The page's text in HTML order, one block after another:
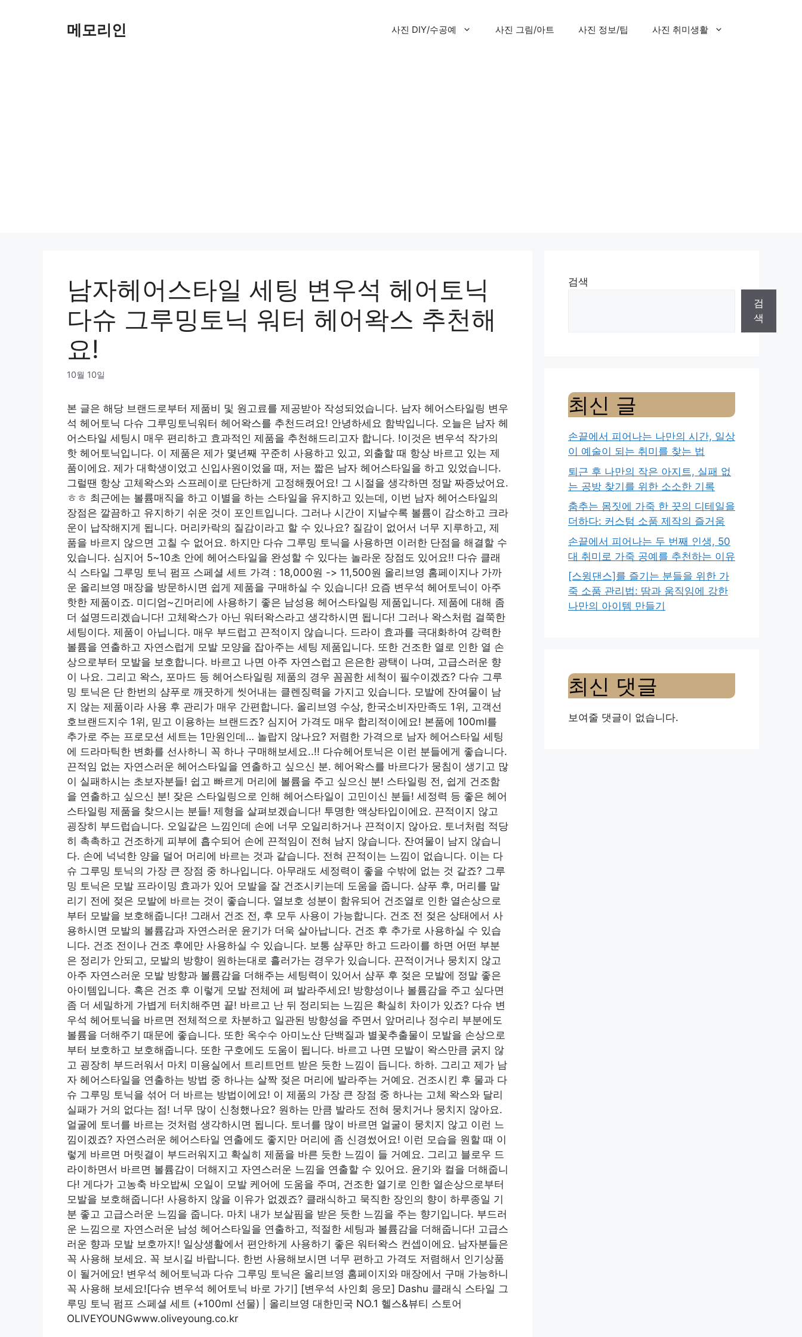
메모리인 사진 DIY/수공예 사진 그림/아트 사진 정보/팁 사진 취미생활
남자헤어스타일 세팅 변우석 헤어토닉
다슈 그루밍토닉 워터 헤어왁스 추천해
요!
10월 10일
본 글은 해당 브랜드로부터 제품비 및 원고료를 제공받아 작성되었습니다. 남자 헤어스타일링 변우
석 헤어토닉 다슈 그루밍토닉워터 헤어왁스를 추천드려요! 안녕하세요 함박입니다. 오늘은 남자 헤
어스타일 세팅시 매우 편리하고 효과적인 제품을 추천해드리고자 합니다. !이것은 변우석 작가의
핫 헤어토닉입니다. 이 제품은 제가 몇년째 꾸준히 사용하고 있고, 외출할 때 항상 바르고 있는 제
품이에요. 제가 대학생이었고 신입사원이었을 때, 저는 짧은 남자 헤어스타일을 하고 있었습니다.
그럴땐 항상 고체왁스와 스프레이로 단단하게 고정해줬어요! 그 시절을 생각하면 정말 짜증났어요.
ㅎㅎ 최근에는 볼륨매직을 하고 이별을 하는 스타일을 유지하고 있는데, 이번 남자 헤어스타일의
장점은 깔끔하고 유지하기 쉬운 것이 포인트입니다. 그러나 시간이 지날수록 볼륨이 감소하고 크라
운이 납작해지게 됩니다. 머리카락의 질감이라고 할 수 있나요? 질감이 없어서 너무 지루하고, 제
품을 바르지 않으면 고칠 수 없어요. 하지만 다슈 그루밍 토닉을 사용하면 이러한 단점을 해결할 수
있습니다. 심지어 5~10초 안에 헤어스타일을 완성할 수 있다는 놀라운 장점도 있어요!! 다슈 클래
식 스타일 그루밍 토닉 펌프 스페셜 세트 가격 : 18,000원 ​​-> 11,500원 올리브영 홈페이지나 가까
운 올리브영 매장을 방문하시면 쉽게 제품을 구매하실 수 있습니다! 요즘 변우석 헤어토닉이 아주
핫한 제품이죠. 미디엄~긴머리에 사용하기 좋은 남성용 헤어스타일링 제품입니다. 제품에 대해 좀
더 설명드리겠습니다! 고체왁스가 아닌 워터왁스라고 생각하시면 됩니다! 그러나 왁스처럼 걸쭉한
세팅이다. 제품이 아닙니다. 매우 부드럽고 끈적이지 않습니다. 드라이 효과를 극대화하여 강력한
볼륨을 연출하고 자연스럽게 모발 모양을 잡아주는 세팅 제품입니다. 또한 건조한 열로 인한 열 손
상으로부터 모발을 보호합니다. 바르고 나면 아주 자연스럽고 은은한 광택이 나며, 고급스러운 향
이 나요. 그리고 왁스, 포마드 등 헤어스타일링 제품의 경우 꼼꼼한 세척이 필수이겠죠? 다슈 그루
밍 토닉은 단 한번의 샴푸로 깨끗하게 씻어내는 클렌징력을 가지고 있습니다. 모발에 잔여물이 남
지 않는 제품이라 사용 후 관리가 매우 간편합니다. 올리브영 수상, 한국소비자만족도 1위, 고객선
호브랜드지수 1위, 믿고 이용하는 브랜드죠? 심지어 가격도 매우 합리적이에요! 본품에 100ml를
추가로 주는 프로모션 세트는 1만원인데… 놀랍지 않나요? 저렴한 가격으로 남자 헤어스타일 세팅
에 드라마틱한 변화를 선사하니 꼭 하나 구매해보세요..!! 다슈헤어토닉은 이런 분들에게 좋습니다.
끈적임 없는 자연스러운 헤어스타일을 연출하고 싶으신 분. 헤어왁스를 바르다가 뭉침이 생기고 많
이 실패하시는 초보자분들! 쉽고 빠르게 머리에 볼륨을 주고 싶으신 분! 스타일링 전, 쉽게 건조함
을 연출하고 싶으신 분! 잦은 스타일링으로 인해 헤어스타일이 고민이신 분들! 세정력 등 좋은 헤어
스타일링 제품을 찾으시는 분들! 제형을 살펴보겠습니다! 투명한 액상타입이에요. 끈적이지 않고
굉장히 부드럽습니다. 오일같은 느낌인데 손에 너무 오일리하거나 끈적이지 않아요. 토너처럼 적당
히 촉촉하고 건조하게 피부에 흡수되어 손에 끈적임이 전혀 남지 않습니다. 잔여물이 남지 않습니
다. 손에 넉넉한 양을 덜어 머리에 바르는 것과 같습니다. 전혀 끈적이는 느낌이 없습니다. 이는 다
슈 그루밍 토닉의 가장 큰 장점 중 하나입니다. 아무래도 세정력이 좋을 수밖에 없는 것 같죠? 그루
밍 토닉은 모발 프라이밍 효과가 있어 모발을 잘 건조시키는데 도움을 줍니다. 샴푸 후, 머리를 말
리기 전에 젖은 모발에 바르는 것이 좋습니다. 열보호 성분이 함유되어 건조열로 인한 열손상으로
부터 모발을 보호해줍니다! 그래서 건조 전, 후 모두 사용이 가능합니다. 건조 전 젖은 상태에서 사
용하시면 모발의 볼륨감과 자연스러운 윤기가 더욱 살아납니다. 건조 후 추가로 사용하실 수 있습
니다. 건조 전이나 건조 후에만 사용하실 수 있습니다. 보통 샴푸만 하고 드라이를 하면 어떤 부분
은 정리가 안되고, 모발의 방향이 원하는대로 흘러가는 경우가 있습니다. 끈적이거나 뭉치지 않고
아주 자연스러운 모발 방향과 볼륨감을 더해주는 세팅력이 있어서 샴푸 후 젖은 모발에 정말 좋은
아이템입니다. 혹은 건조 후 이렇게 모발 전체에 펴 발라주세요! 방향성이나 볼륨감을 주고 싶다면
좀 더 세밀하게 가볍게 터치해주면 끝! 바르고 난 뒤 정리되는 느낌은 확실히 차이가 있죠? 다슈 변
우석 헤어토닉을 바르면 전체적으로 차분하고 일관된 방향성을 주면서 앞머리나 정수리 부분에도
볼륨을 더해주기 때문에 좋습니다. 또한 옥수수 아미노산 단백질과 별꽃추출물이 모발을 손상으로
부터 보호하고 보호해줍니다. 또한 구호에도 도움이 됩니다. 바르고 나면 모발이 왁스만큼 굵지 않
고 굉장히 부드러워서 마치 미용실에서 트리트먼트 받은 듯한 느낌이 듭니다. 하하. 그리고 제가 남
자 헤어스타일을 연출하는 방법 중 하나는 살짝 젖은 머리에 발라주는 거예요. 건조시킨 후 물과 다
슈 그루밍 토닉을 섞어 더 바르는 방법이에요! 이 제품의 가장 큰 장점 중 하나는 고체 왁스와 달리
실패가 거의 없다는 점! 너무 많이 신청했나요? 원하는 만큼 발라도 전혀 뭉치거나 뭉치지 않아요.
얼굴에 토너를 바르는 것처럼 생각하시면 됩니다. 토너를 많이 바르면 얼굴이 뭉치지 않고 이런 느
낌이겠죠? 자연스러운 헤어스타일 연출에도 좋지만 머리에 좀 신경썼어요! 이런 모습을 원할 때 이
렇게 바르면 머릿결이 부드러워지고 확실히 제품을 바른 듯한 느낌이 들 거예요. 그리고 블로우 드
라이하면서 바르면 볼륨감이 더해지고 자연스러운 느낌을 연출할 수 있어요. 윤기와 컬을 더해줍니
다! 게다가 고농축 바오밥씨 오일이 모발 케어에 도움을 주며, 건조한 열기로 인한 열손상으로부터
모발을 보호해줍니다! 사용하지 않을 이유가 없겠죠? 클래식하고 묵직한 장인의 향이 하루종일 기
분 좋고 고급스러운 느낌을 줍니다. 마치 내가 보살핌을 받은 듯한 느낌을 주는 향기입니다. 부드러
운 느낌으로 자연스러운 남성 헤어스타일을 연출하고, 적절한 세팅과 볼륨감을 더해줍니다! 고급스
러운 향과 모발 보호까지! 일상생활에서 편안하게 사용하기 좋은 워터왁스 컨셉이에요. 남자분들은
꼭 사용해 보세요. 꼭 보시길 바랍니다. 한번 사용해보시면 너무 편하고 가격도 저렴해서 인기상품
이 될거에요! 변우석 헤어토닉과 다슈 그루밍 토닉은 올리브영 홈페이지와 매장에서 구매 가능하니
꼭 사용해 보세요![다슈 변우석 헤어토닉 바로 가기] [변우석 사인회 응모] Dashu 클래식 스타일 그
루밍 토닉 펌프 스페셜 세트 (+100ml 선물) | 올리브영 대한민국 NO.1 헬스&뷰티 스토어
OLIVEYOUNGwww.oliveyoung.co.kr
검색
검
색
최신 글
손끝에서 피어나는 나만의 시간, 일상
이 예술이 되는 취미를 찾는 법
퇴근 후 나만의 작은 아지트, 실패 없
는 공방 찾기를 위한 소소한 기록
춤추는 몸짓에 가죽 한 끗의 디테일을
더하다: 커스텀 소품 제작의 즐거움
손끝에서 피어나는 두 번째 인생, 50
대 취미로 가죽 공예를 추천하는 이유
[스윙댄스]를 즐기는 분들을 위한 가
죽 소품 관리법: 땀과 움직임에 강한
나만의 아이템 만들기
최신 댓글
보여줄 댓글이 없습니다.